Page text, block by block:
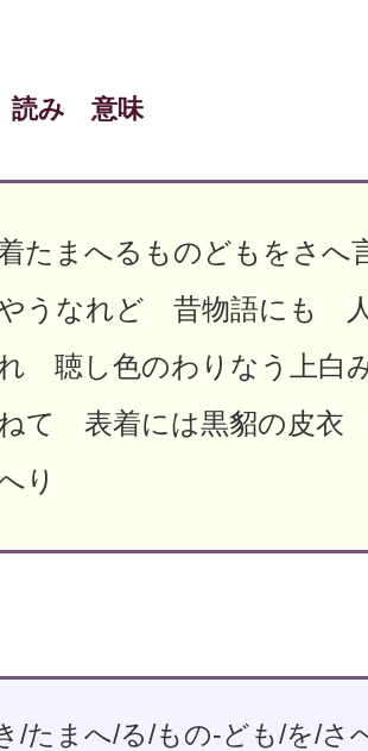
読み 意味
たまへるものどもをさ
うなれど 昔物語にも 人
聴し色のわりなう上白
て 表着には黒貂の皮衣
り
/たまへ/る/もの-ども/を/